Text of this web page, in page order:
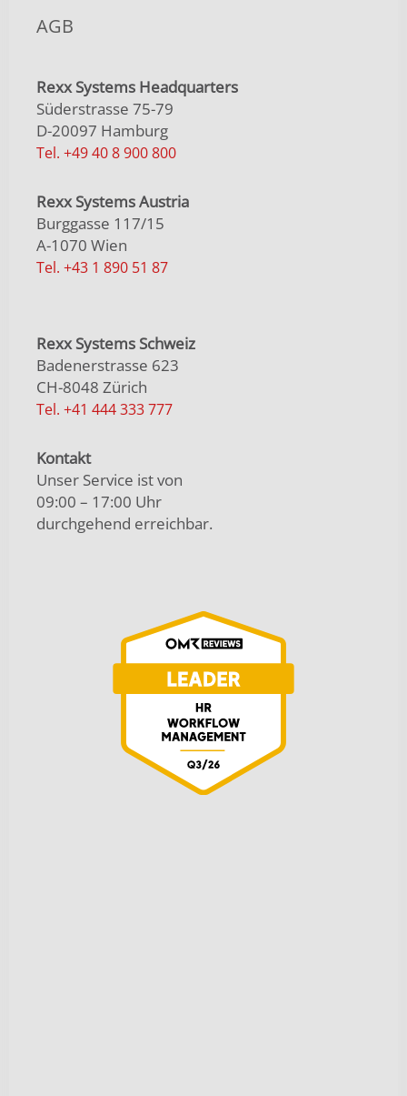
AGB
Rexx Systems Headquarters
Süderstrasse 75-79
D-20097 Hamburg
Tel. +49 40 8 900 800
Rexx Systems Austria
Burggasse 117/15
A-1070 Wien
Tel. +43 1 890 51 87
Rexx Systems Schweiz
Badenerstrasse 623
CH-8048 Zürich
Tel. +41 444 333 777
Kontakt
Unser Service ist von
09:00 – 17:00 Uhr
durchgehend erreichbar.